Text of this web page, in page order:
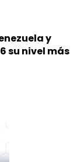
y
su nivel más